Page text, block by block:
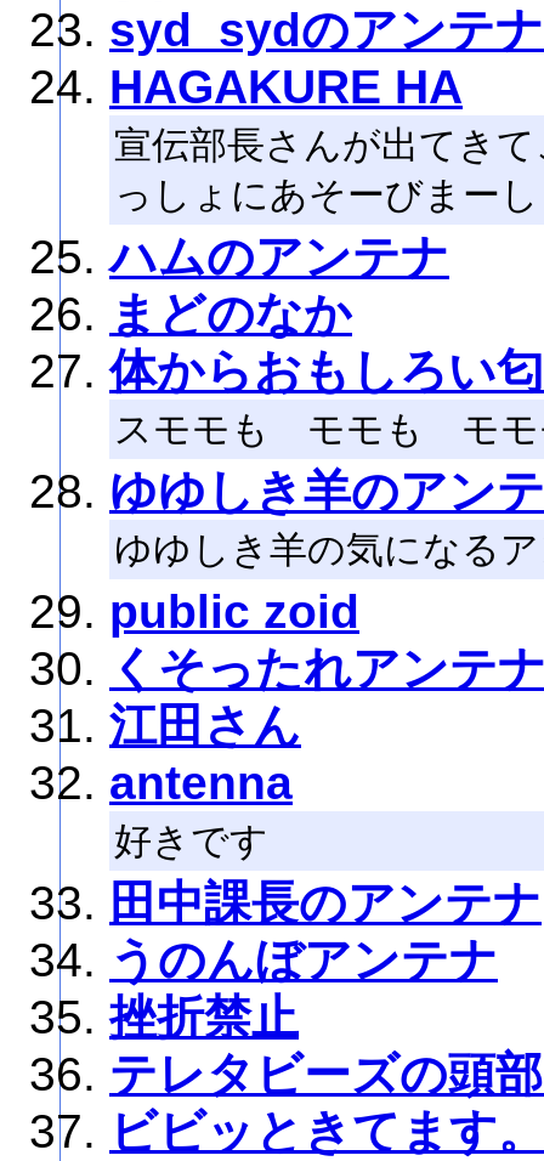
syd_sydのアンテナ
HAGAKURE HA
宣伝部長さんが出てき
っしょにあそーびまー
ハムのアンテナ
まどのなか
体からおもしろい
スモモも モモも モモ
ゆゆしき羊のアン
ゆゆしき羊の気になる
public zoid
くそったれアンテ
江田さん
antenna
好きです
田中課長のアンテナ
うのんぼアンテナ
挫折禁止
テレタビーズの頭
ビビッときてます。